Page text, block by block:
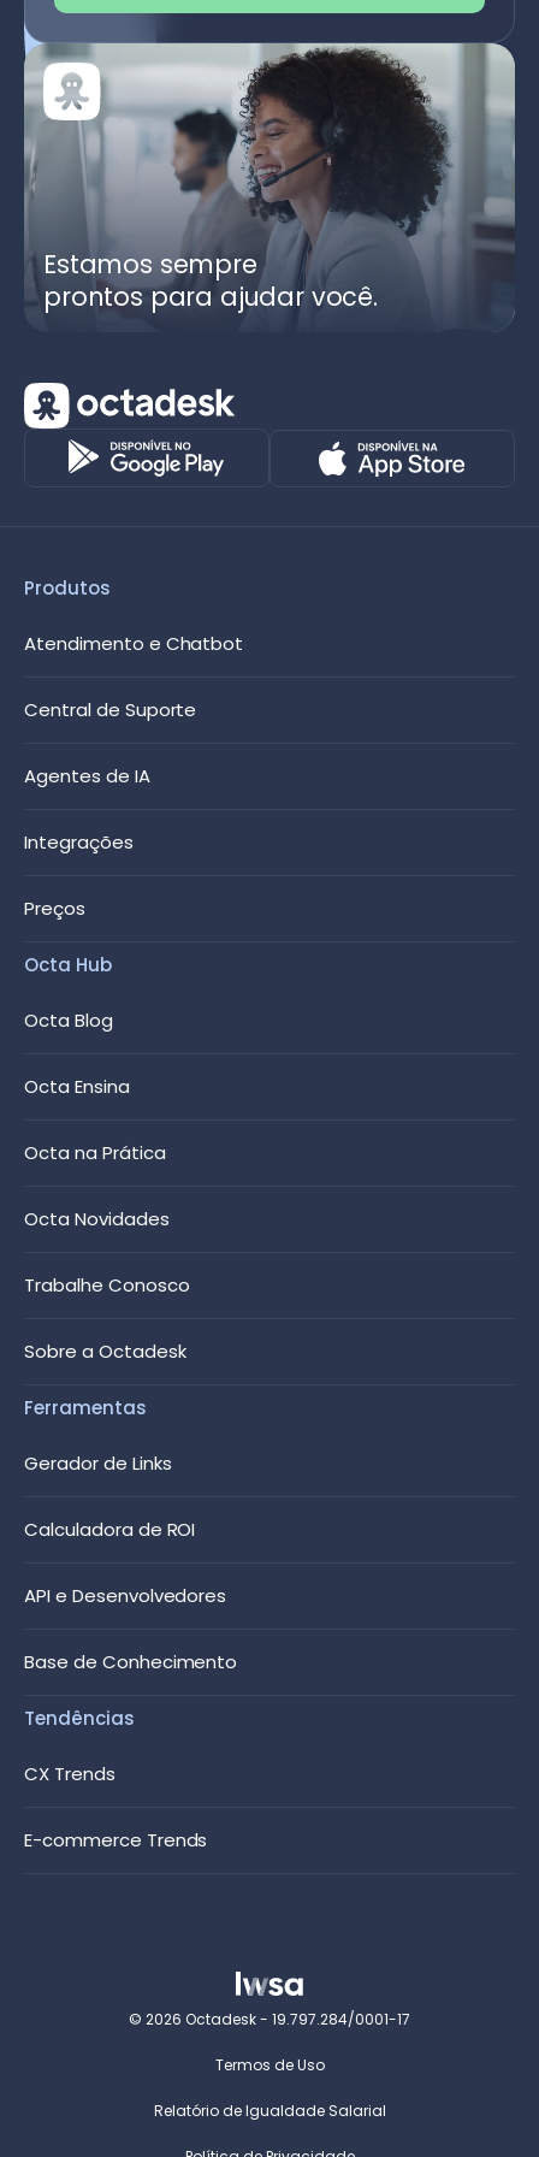
Estamos sempre
prontos para ajudar você.
Produtos
Atendimento e Chatbot
Central de Suporte
Agentes de IA
Integrações
Preços
Octa Hub
Octa Blog
Octa Ensina
Octa na Prática
Octa Novidades
Trabalhe Conosco
Sobre a Octadesk
Ferramentas
Gerador de Links
Calculadora de ROI
API e Desenvolvedores
Base de Conhecimento
Tendências
CX Trends
E-commerce Trends
© 2026 Octadesk - 19.797.284/0001-17
Termos de Uso
Relatório de Igualdade Salarial